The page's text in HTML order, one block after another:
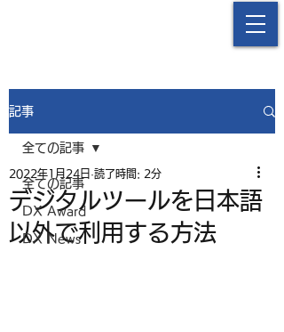
記事
全ての記事
DX Award
DX News
全ての記事
デジタルツールを日本語
以外で利用する方法
2022年1月24日 読了時間: 2分